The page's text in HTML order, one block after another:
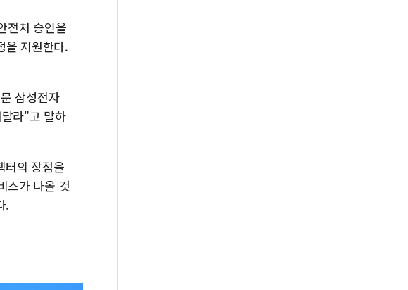
전처 승인을
을 지원한다.
삼성전자
라"고 말하
터의 장점을
스가 나올 것
.